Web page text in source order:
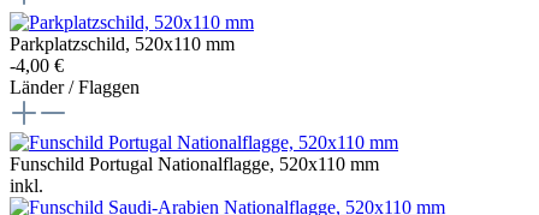
Parkplatzschild, 520x110 mm
-4,00 €
Länder / Flaggen
Funschild Portugal Nationalflagge, 520x110 mm
inkl.